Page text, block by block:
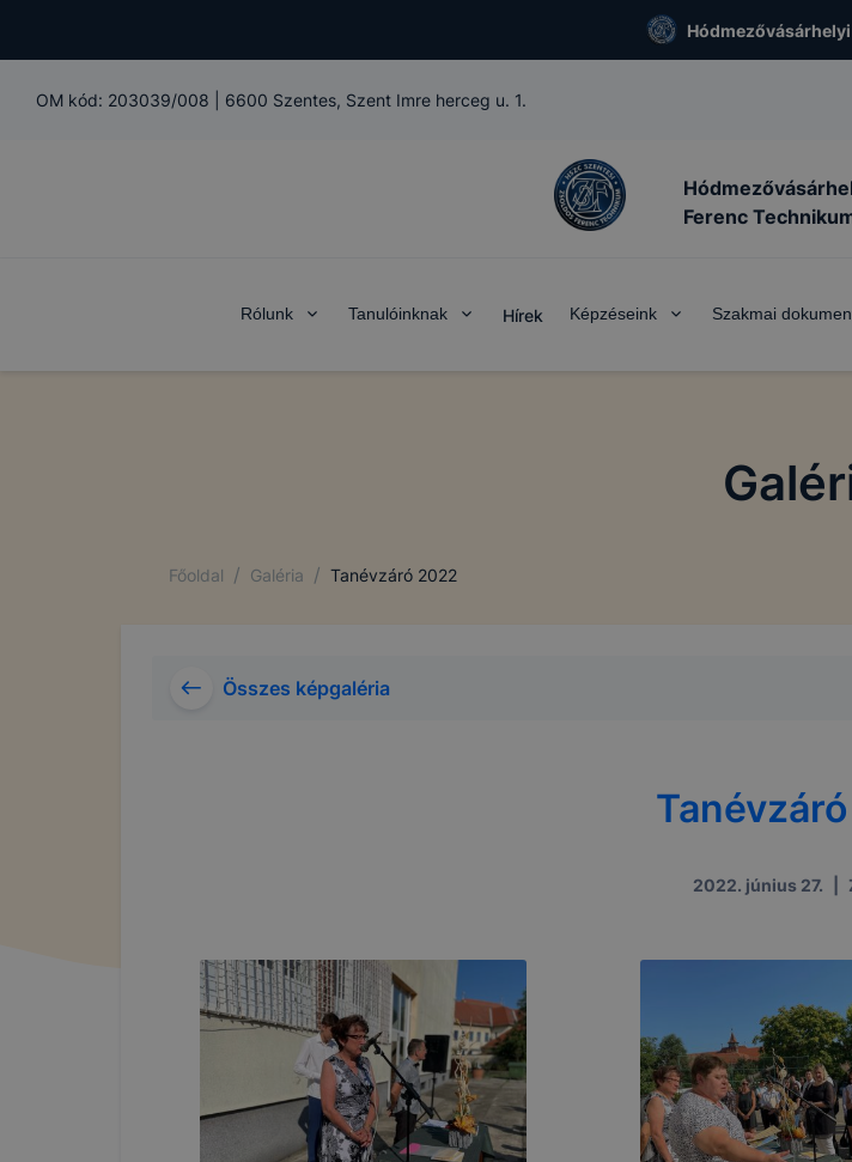
OM kód: 203039/008 6600 Szentes, Szent Imre herceg u. 1.
Ferenc
Rólunk Tanulóinknak Hírek Képzéseink Szakmai
Főoldal / Galéria / Tanévzáró 2022
Összes képgaléria
2022. június 27.